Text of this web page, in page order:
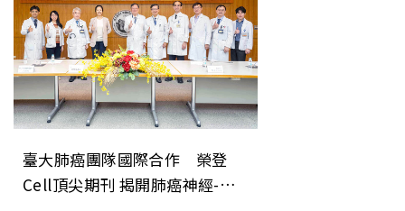
臺大肺癌團隊國際合作 榮登
Cell頂尖期刊 揭開肺癌神經-免